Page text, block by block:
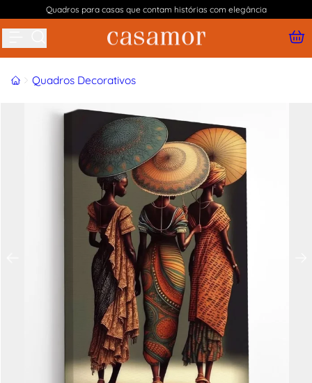
Quadros para casas que contam histórias com elegância
InícioQuadros Decorativos